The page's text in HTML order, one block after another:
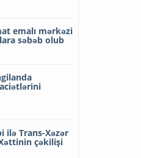
emalı mərkəzi
səbəb olub
ilə Trans-Xəzər
çəkilişi